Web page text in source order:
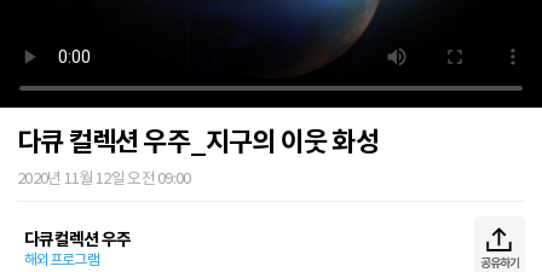
다큐 컬렉션 우주_지구의 이웃 화성
2020년 11월 12일 오전 09:00
다큐컬렉션 우주
해외프로그램 공유하기